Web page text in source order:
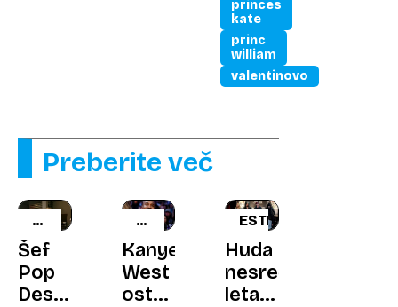
princes
kate
princ
william
valentinovo
Preberite več
RUMENE
NOVICE
Šef
Pop
Designa
RUMENE
Kanye
West
ostal
ESTRADA
Huda
nesreča
letala